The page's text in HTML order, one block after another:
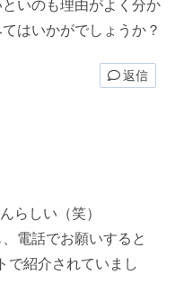
いのも理由がよく分か
はいかがでしょうか？
返信
らしい（笑）
電話でお願いすると
で紹介されていまし